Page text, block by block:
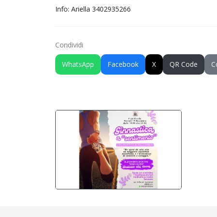
Info: Ariella 3402935266
Condividi
WhatsApp Facebook X QR Code